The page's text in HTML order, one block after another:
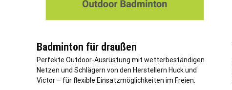
Badminton für draußen
Perfekte Outdoor-Ausrüstung mit wetterbeständigen
Netzen und Schlägern von den Herstellern Huck und
Victor – für flexible Einsatzmöglichkeiten im Freien.